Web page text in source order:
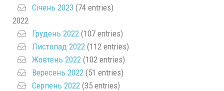
Січень 2023 (74 entries)
2022
Грудень 2022 (107 entries)
Листопад 2022 (112 entries)
Жовтень 2022 (102 entries)
Вересень 2022 (51 entries)
Серпень 2022 (35 entries)